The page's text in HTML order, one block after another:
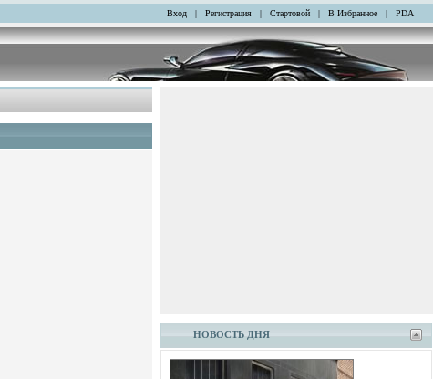
Вход | Регистрация | Стартовой | В Избранное | PDA
НОВОСТЬ ДНЯ